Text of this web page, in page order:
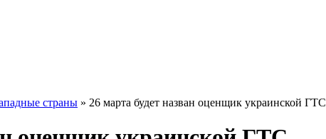
страны » 26 марта будет назван оценщик украинской ГТС